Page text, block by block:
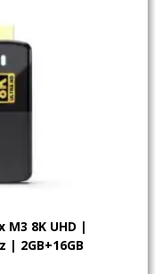
M3 8K UHD |
| 2GB+16GB